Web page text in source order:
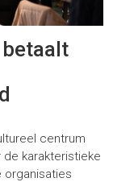
centrum
karakteristieke
organisaties